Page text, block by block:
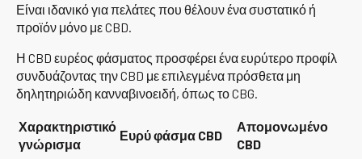
Είναι ιδανικό για πελάτες που θέλουν ένα συστατικό ή
προϊόν μόνο με CBD.
Η CBD ευρέος φάσματος προσφέρει ένα ευρύτερο προφίλ
συνδυάζοντας την CBD με επιλεγμένα πρόσθετα μη
δηλητηριώδη κανναβινοειδή, όπως το CBG.
Χαρακτηριστικό
γνώρισμα
Ευρύ φάσμα CBD
Απομονωμένο
CBD